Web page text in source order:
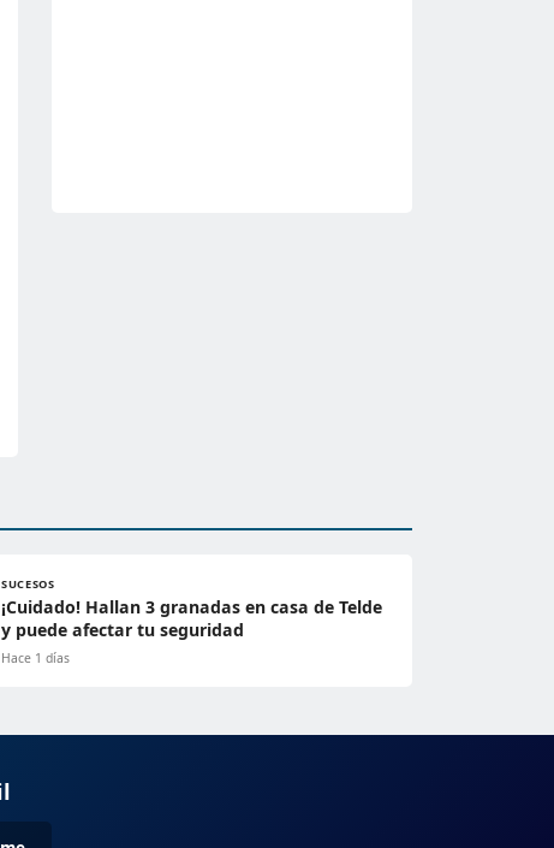
SUCESOS
¡Cuidado! Hallan 3 granadas en casa de Telde
y puede afectar tu seguridad
Hace 1 días